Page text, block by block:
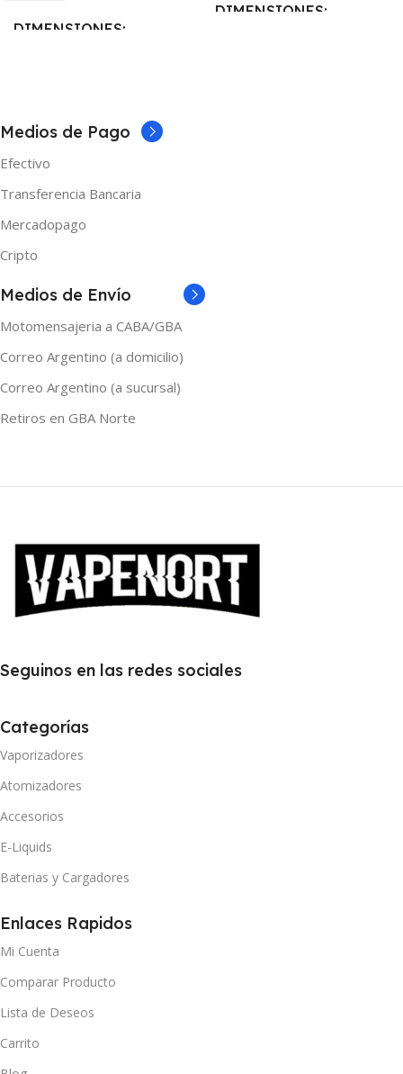
DIMENSIONES
COLOR
Black,Transparent Black
MARCAS
DIMENSIONES
Medios de Pago
Efectivo
Transferencia Bancaria
Mercadopago
Cripto
Medios de Envío
Motomensajeria a CABA/GBA
Correo Argentino (a domicilio)
Correo Argentino (a sucursal)
Retiros en GBA Norte
Seguinos en las redes sociales
Categorías
Vaporizadores
Atomizadores
Accesorios
E-Liquids
Baterias y Cargadores
Enlaces Rapidos
Mi Cuenta
Comparar Producto
Lista de Deseos
Carrito